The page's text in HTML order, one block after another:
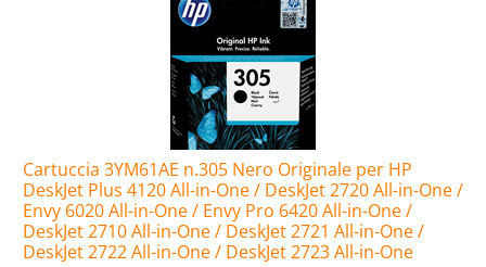
Cartuccia 3YM61AE n.305 Nero Originale per HP
DeskJet Plus 4120 All-in-One / DeskJet 2720 All-in-One /
Envy 6020 All-in-One / Envy Pro 6420 All-in-One /
DeskJet 2710 All-in-One / DeskJet 2721 All-in-One /
DeskJet 2722 All-in-One / DeskJet 2723 All-in-One